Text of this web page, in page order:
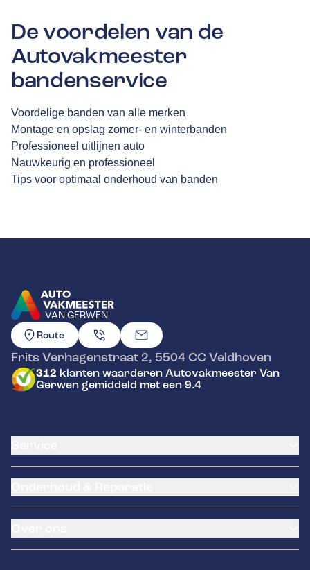
De voordelen van de
Autovakmeester
bandenservice
Voordelige banden van alle merken
Montage en opslag zomer- en winterbanden
Professioneel uitlijnen auto
Nauwkeurig en professioneel
Tips voor optimaal onderhoud van banden
VAN GERWEN
GA NAAR DE HOMEPAGINA
Route
Frits Verhagenstraat 2, 5504 CC Veldhoven
312 klanten waarderen Autovakmeester Van
Gerwen gemiddeld met een 9.4
Banden service
Pechhulp
Schade en reparatie